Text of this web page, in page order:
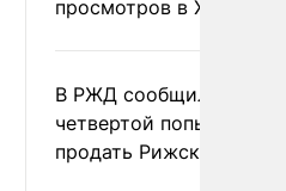
просмотров в X
В РЖД сообщили о
четвертой попытке
продать Рижский